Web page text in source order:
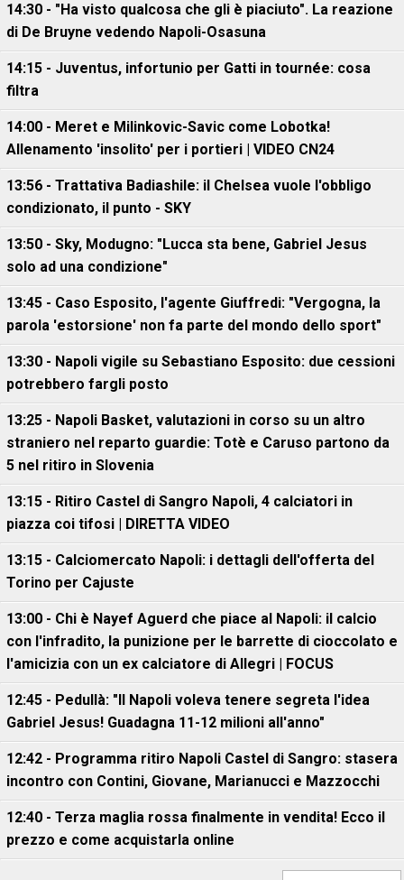
14:30 - "Ha visto qualcosa che gli è piaciuto". La reazione
di De Bruyne vedendo Napoli-Osasuna
14:15 - Juventus, infortunio per Gatti in tournée: cosa
filtra
14:00 - Meret e Milinkovic-Savic come Lobotka!
Allenamento 'insolito' per i portieri | VIDEO CN24
13:56 - Trattativa Badiashile: il Chelsea vuole l'obbligo
condizionato, il punto - SKY
13:50 - Sky, Modugno: "Lucca sta bene, Gabriel Jesus
solo ad una condizione"
13:45 - Caso Esposito, l'agente Giuffredi: "Vergogna, la
parola 'estorsione' non fa parte del mondo dello sport"
13:30 - Napoli vigile su Sebastiano Esposito: due cessioni
potrebbero fargli posto
13:25 - Napoli Basket, valutazioni in corso su un altro
straniero nel reparto guardie: Totè e Caruso partono da
5 nel ritiro in Slovenia
13:15 - Ritiro Castel di Sangro Napoli, 4 calciatori in
piazza coi tifosi | DIRETTA VIDEO
13:15 - Calciomercato Napoli: i dettagli dell'offerta del
Torino per Cajuste
13:00 - Chi è Nayef Aguerd che piace al Napoli: il calcio
con l'infradito, la punizione per le barrette di cioccolato e
l'amicizia con un ex calciatore di Allegri | FOCUS
12:45 - Pedullà: "Il Napoli voleva tenere segreta l'idea
Gabriel Jesus! Guadagna 11-12 milioni all'anno"
12:42 - Programma ritiro Napoli Castel di Sangro: stasera
incontro con Contini, Giovane, Marianucci e Mazzocchi
12:40 - Terza maglia rossa finalmente in vendita! Ecco il
prezzo e come acquistarla online